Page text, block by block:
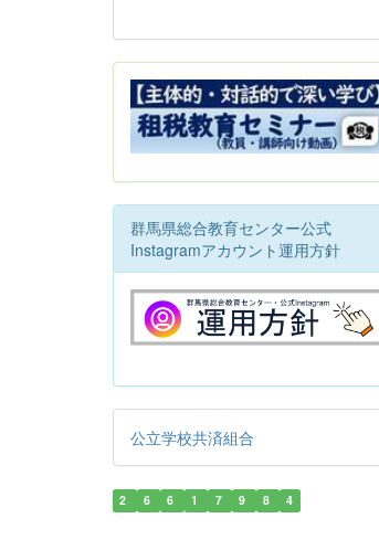
群馬県総合教育センター公式
Instagramアカウント運用方針
公立学校共済組合
2 6 6 1 7 9 8 4